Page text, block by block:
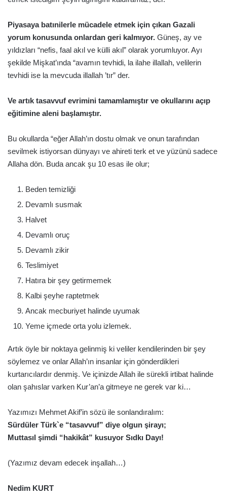
Piyasaya batınilerle mücadele etmek için çıkan Gazali
yorum konusunda onlardan geri kalmıyor. Güneş, ay ve
yıldızları “nefis, faal akıl ve külli akıl” olarak yorumluyor. Ayı
şekilde Mişkat’ında “avamın tevhidi, la ilahe illallah, velilerin
tevhidi ise la mevcuda illallah ’tır” der.
Ve artık tasavvuf evrimini tamamlamıştır ve okullarını açıp
eğitimine aleni başlamıştır.
Bu okullarda “eğer Allah’ın dostu olmak ve onun tarafından
sevilmek istiyorsan dünyayı ve ahireti terk et ve yüzünü sadece
Allaha dön. Buda ancak şu 10 esas ile olur;
Beden temizliği
Devamlı susmak
Halvet
Devamlı oruç
Devamlı zikir
Teslimiyet
Hatıra bir şey getirmemek
Kalbi şeyhe raptetmek
Ancak mecburiyet halinde uyumak
Yeme içmede orta yolu izlemek.
Artık öyle bir noktaya gelinmiş ki veliler kendilerinden bir şey
söylemez ve onlar Allah’ın insanlar için gönderdikleri
kurtarıcılardır denmiş. Ve içinizde Allah ile sürekli irtibat halinde
olan şahıslar varken Kur’an’a gitmeye ne gerek var ki…
Yazımızı Mehmet Akif’in sözü ile sonlandıralım:
Sürdüler Türk`e “tasavvuf” diye olgun şirayı;
Muttasıl şimdi “hakikât” kusuyor Sıdkı Dayı!
(Yazımız devam edecek inşallah…)
Nedim KURT